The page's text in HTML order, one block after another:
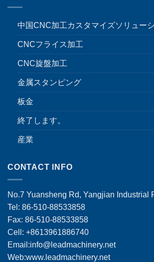
中国CNC加工カスタマイズソリュー
CNCフライス加工
CNC旋盤加工
金属スタンピング
板金
終了します。
産業
CONTACT INFO
No.7 Yuansheng Rd, Yangjian Industrial
Tel: 86-510-88533858
Fax: 86-510-88533858
Cell: +8613961886740
Email:info@leadmachinery.net
Web:www.leadmachinery.net